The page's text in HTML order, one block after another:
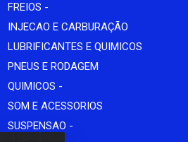
FREIOS -
INJECAO E CARBURAÇÃO
LUBRIFICANTES E QUIMICOS
PNEUS E RODAGEM
QUIMICOS -
SOM E ACESSORIOS
SUSPENSAO -